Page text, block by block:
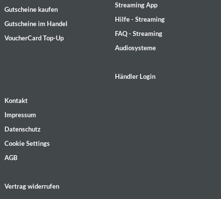
Gutscheine kaufen
Gutscheine im Handel
VoucherCard Top-Up
Streaming App
Hilfe - Streaming
FAQ - Streaming
Audiosysteme
Händler Login
Kontakt
Impressum
Datenschutz
Cookie Settings
AGB
Vertrag widerrufen